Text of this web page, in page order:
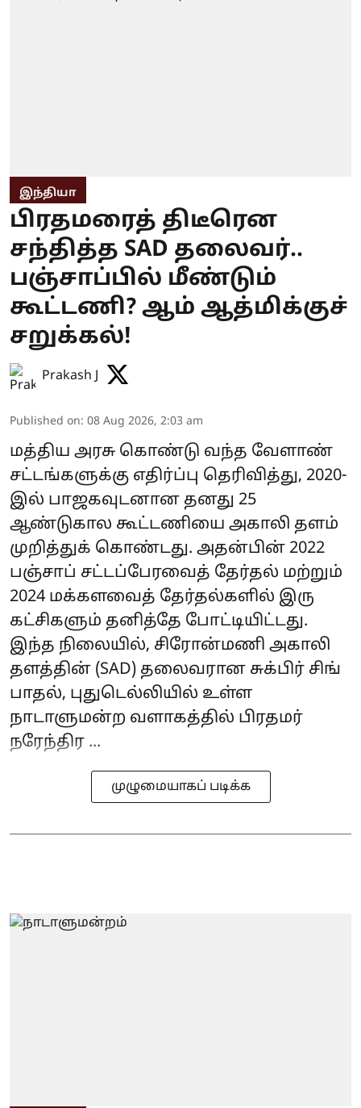
இந்தியா
பிரதமரைத் திடீரென
சந்தித்த SAD தலைவர்..
பஞ்சாப்பில் மீண்டும்
கூட்டணி? ஆம் ஆத்மிக்குச்
சறுக்கல்!
Prakash J
Published on: 08 Aug 2026, 2:03 am
மத்திய அரசு கொண்டு வந்த வேளாண்
சட்டங்களுக்கு எதிர்ப்பு தெரிவித்து, 2020-
இல் பாஜகவுடனான தனது 25
ஆண்டுகால கூட்டணியை அகாலி தளம்
முறித்துக் கொண்டது. அதன்பின் 2022
பஞ்சாப் சட்டப்பேரவைத் தேர்தல் மற்றும்
2024 மக்களவைத் தேர்தல்களில் இரு
கட்சிகளும் தனித்தே போட்டியிட்டது.
இந்த நிலையில், சிரோன்மணி அகாலி
தளத்தின் (SAD) தலைவரான சுக்பிர் சிங்
பாதல், புதுடெல்லியில் உள்ள
நாடாளுமன்ற வளாகத்தில் பிரதமர்
நரேந்திர ...
முழுமையாகப் படிக்க